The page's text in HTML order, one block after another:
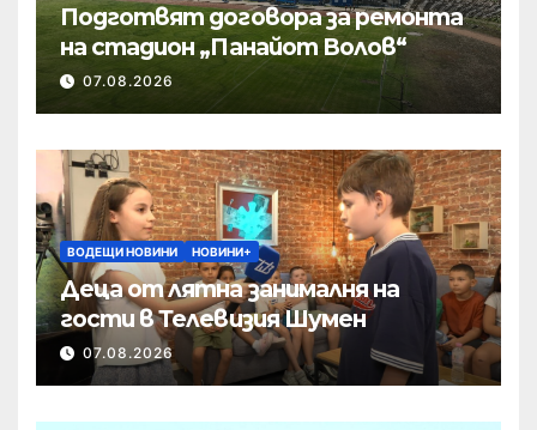
Подготвят договора за ремонта
на стадион „Панайот Волов“
07.08.2026
ВОДЕЩИ НОВИНИ НОВИНИ+
Деца от лятна занималня на
гости в Телевизия Шумен
07.08.2026